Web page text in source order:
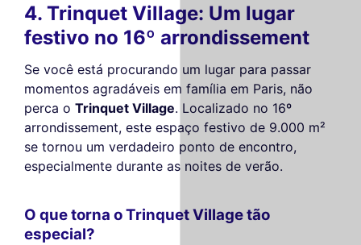
4. Trinquet Village: Um lugar
festivo no 16º arrondissement
Se você está procurando um lugar para passar
momentos agradáveis em família em Paris, não
perca o Trinquet Village. Localizado no 16º
arrondissement, este espaço festivo de 9.000 m²
se tornou um verdadeiro ponto de encontro,
especialmente durante as noites de verão.
O que torna o Trinquet Village tão
especial?